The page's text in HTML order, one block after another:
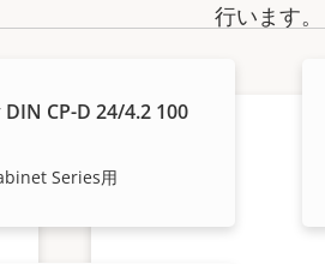
CP-D 24/4.2 100
Series用
行います。